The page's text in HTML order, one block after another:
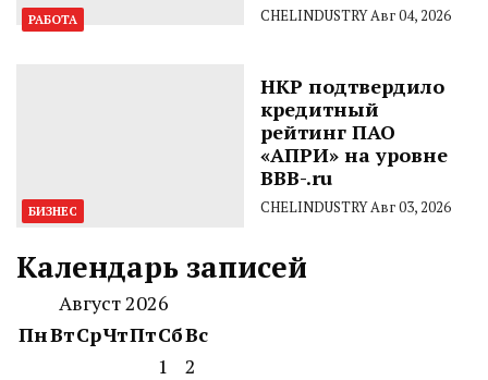
РАБОТА CHELINDUSTRYАвг 04, 2026
БИЗНЕС
НКР подтвердило
кредитный
рейтинг ПАО
«АПРИ» на уровне
BBB-.ru
CHELINDUSTRYАвг 03, 2026
Календарь записей
Август 2026
ПнВтСрЧтПтСбВс
1
2